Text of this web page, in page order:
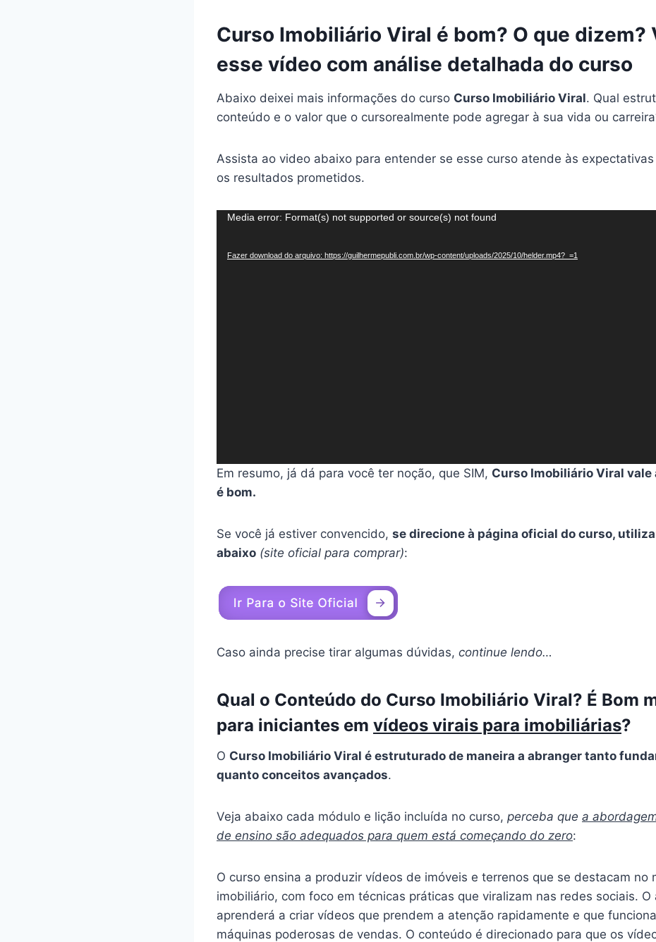
Curso Imobiliário Viral é bom? O que dizem?
esse vídeo com análise detalhada do curso
Abaixo deixei mais informações do curso Curso Imobiliário Viral. Qual
conteúdo e o valor que o cursorealmente pode agregar à sua vida ou
Assista ao video abaixo para entender se esse curso atende às
os resultados prometidos.
o
Media error: Format(s) not supported or source(s) not found
Fazer download do arquivo: https://guilhermepubli.com.br/wp-content/uploads/2025/10/helder.mp4?_=1
Em resumo, já dá para você ter noção, que SIM, Curso Imobiliário Viral vale
é bom.
Se você já estiver convencido, se direcione à página oficial do curso,
abaixo (site oficial para comprar):
Caso ainda precise tirar algumas dúvidas, continue lendo…
Qual o Conteúdo do Curso Imobiliário Viral? É Bom
para iniciantes em vídeos virais para imobiliárias?
O Curso Imobiliário Viral é estruturado de maneira a abranger tanto
quanto conceitos avançados.
Veja abaixo cada módulo e lição incluída no curso, perceba que a
de ensino são adequados para quem está começando do zero:
O curso ensina a produzir vídeos de imóveis e terrenos que se destacam no
imobiliário, com foco em técnicas práticas que viralizam nas redes sociais. O
aprenderá a criar vídeos que prendem a atenção rapidamente e que
máquinas poderosas de vendas. O conteúdo é direcionado para que os